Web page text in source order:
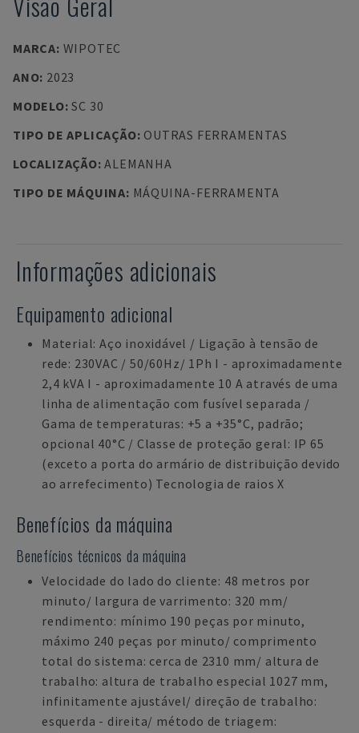
MARCA: WIPOTEC
ANO: 2023
MODELO:SC 30
TIPO DE APLICAÇÃO: OUTRAS FERRAMENTAS
LOCALIZAÇÃO:ALEMANHA
TIPO DE MÁQUINA: MÁQUINA-FERRAMENTA
Informações adicionais
Equipamento adicional
Material: Aço inoxidável / Ligação à tensão de
rede: 230VAC / 50/60Hz/ 1Ph I - aproximadamente
2,4 kVA I - aproximadamente 10 A através de uma
linha de alimentação com fusível separada /
Gama de temperaturas: +5 a +35°C, padrão;
opcional 40°C / Classe de proteção geral: IP 65
(exceto a porta do armário de distribuição devido
ao arrefecimento) Tecnologia de raios X
Benefícios da máquina
Benefícios técnicos da máquina
Velocidade do lado do cliente: 48 metros por
minuto/ largura de varrimento: 320 mm/
rendimento: mínimo 190 peças por minuto,
máximo 240 peças por minuto/ comprimento
total do sistema: cerca de 2310 mm/ altura de
trabalho: altura de trabalho especial 1027 mm,
infinitamente ajustável/ direção de trabalho:
esquerda - direita/ método de triagem: